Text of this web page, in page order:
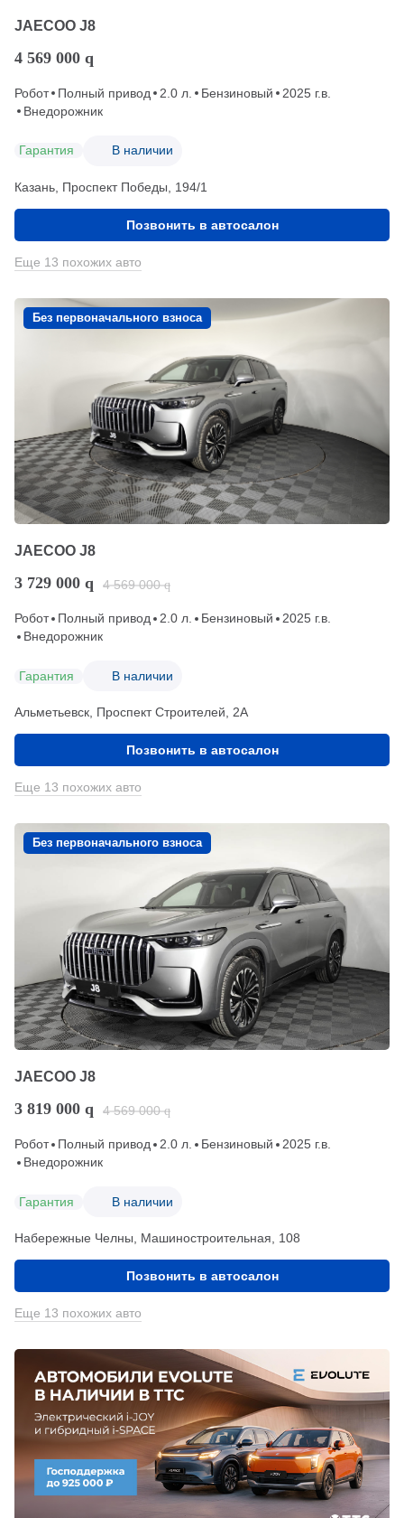
JAECOO J8
4 569 000 q
Робот Полный привод 2.0 л. Бензиновый
2025 г.в.
Внедорожник
Гарантия В наличии
Казань, Проспект Победы, 194/1
Позвонить в автосалон
Еще 13 похожих авто
Без первоначального взноса
JAECOO J8
3 729 000 q 4 569 000 q
Робот Полный привод 2.0 л. Бензиновый
2025 г.в.
Внедорожник
Гарантия В наличии
Альметьевск, Проспект Строителей, 2А
Позвонить в автосалон
Еще 13 похожих авто
Без первоначального взноса
JAECOO J8
3 819 000 q 4 569 000 q
Робот Полный привод 2.0 л. Бензиновый
2025 г.в.
Внедорожник
Гарантия В наличии
Набережные Челны, Машиностроительная, 108
Позвонить в автосалон
Еще 13 похожих авто